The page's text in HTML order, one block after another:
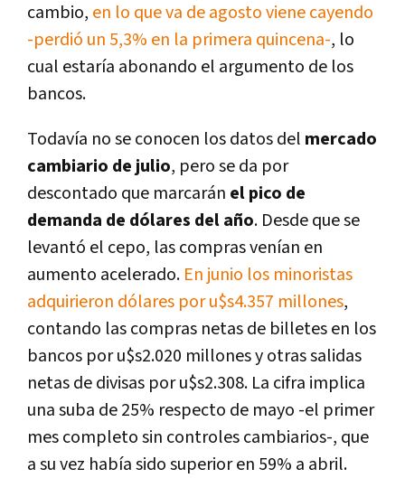
cambio, en lo que va de agosto viene cayendo
-perdió un 5,3% en la primera quincena-, lo
cual estaría abonando el argumento de los
bancos.
Todavía no se conocen los datos del mercado
cambiario de julio, pero se da por
descontado que marcarán el pico de
demanda de dólares del año. Desde que se
levantó el cepo, las compras venían en
aumento acelerado. En junio los minoristas
adquirieron dólares por u$s4.357 millones,
contando las compras netas de billetes en los
bancos por u$s2.020 millones y otras salidas
netas de divisas por u$s2.308. La cifra implica
una suba de 25% respecto de mayo -el primer
mes completo sin controles cambiarios-, que
a su vez había sido superior en 59% a abril.